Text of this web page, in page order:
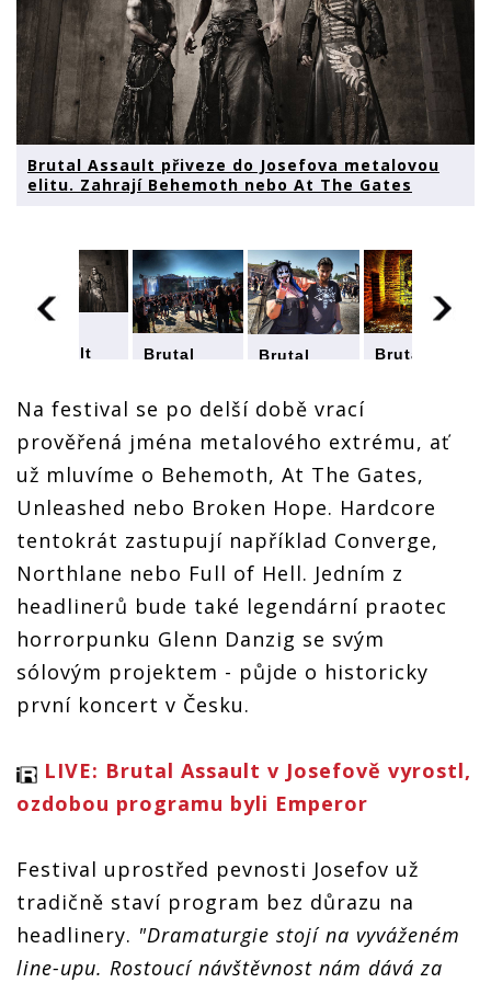
Brutal Assault přiveze do Josefova metalovou
elitu. Zahrají Behemoth nebo At The Gates
Assault
metalovou
elitu.
Zahrají
Behemoth
The Gates
Brutal
Josefova
metalovou
elitu.
Zahrají
nebo At
The Gates
Brutal
Josefova
metalovou
elitu.
Zahrají
nebo At
The Gates
Brutal
metalovou
elitu.
Zahrají
nebo At
Na festival se po delší době vrací
prověřená jména metalového extrému, ať
už mluvíme o Behemoth, At The Gates,
Unleashed nebo Broken Hope. Hardcore
tentokrát zastupují například Converge,
Northlane nebo Full of Hell. Jedním z
headlinerů bude také legendární praotec
horrorpunku Glenn Danzig se svým
sólovým projektem - půjde o historicky
první koncert v Česku.
LIVE: Brutal Assault v Josefově vyrostl,
ozdobou programu byli Emperor
Festival uprostřed pevnosti Josefov už
tradičně staví program bez důrazu na
headlinery. "Dramaturgie stojí na vyváženém
line-upu. Rostoucí návštěvnost nám dává za